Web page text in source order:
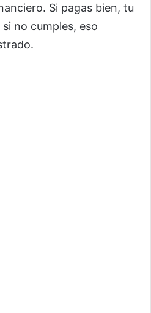
Si pagas bien, tu
no cumples, eso